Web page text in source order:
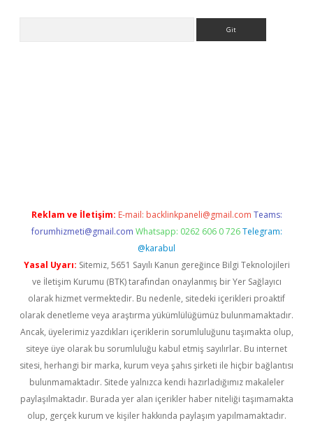
Reklam ve İletişim: E-mail: backlinkpaneli@gmail.com Teams:
forumhizmeti@gmail.com Whatsapp: 0262 606 0 726 Telegram:
@karabul
Yasal Uyarı: Sitemiz, 5651 Sayılı Kanun gereğince Bilgi Teknolojileri
ve İletişim Kurumu (BTK) tarafından onaylanmış bir Yer Sağlayıcı
olarak hizmet vermektedir. Bu nedenle, sitedeki içerikleri proaktif
olarak denetleme veya araştırma yükümlülüğümüz bulunmamaktadır.
Ancak, üyelerimiz yazdıkları içeriklerin sorumluluğunu taşımakta olup,
siteye üye olarak bu sorumluluğu kabul etmiş sayılırlar. Bu internet
sitesi, herhangi bir marka, kurum veya şahıs şirketi ile hiçbir bağlantısı
bulunmamaktadır. Sitede yalnızca kendi hazırladığımız makaleler
paylaşılmaktadır. Burada yer alan içerikler haber niteliği taşımamakta
olup, gerçek kurum ve kişiler hakkında paylaşım yapılmamaktadır.